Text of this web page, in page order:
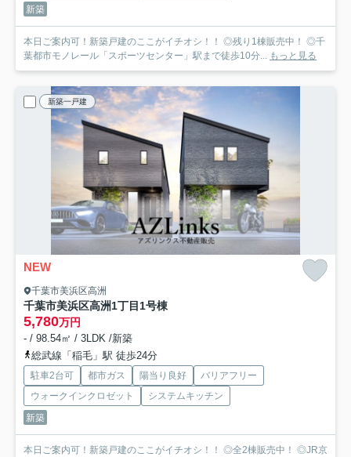
新築
本日ご案内可！新築戸建のここがイチオシ！！ ◎残り1棟販売中！ ◎千
葉都市モノレール「スポーツセンター」駅まで徒歩10分... もっと見る
新築一戸建
NEW
千葉市美浜区高洲
千葉市美浜区高洲1丁目 1号棟
5,780万円
- / 98.54㎡ / 3LDK /新築
総武線「稲毛」駅 徒歩24分
駐車2台可 都市ガス 陽当り良好
バリアフリー
ウォークインクロゼット
システムキッチン
新築
本日ご案内可！新築戸建のここがイチオシ！！ ◎全2棟販売中！ ◎JR京